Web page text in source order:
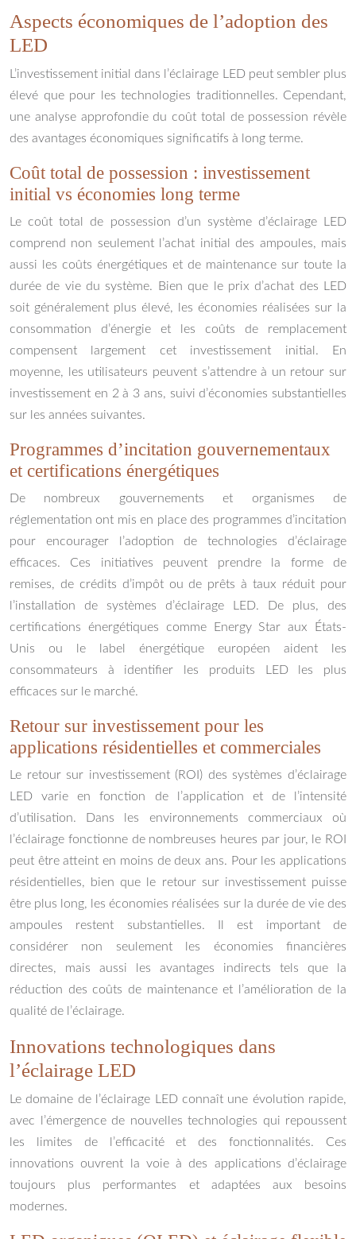
Aspects économiques de l’adoption des
LED
L’investissement initial dans l’éclairage LED peut sembler plus
élevé que pour les technologies traditionnelles. Cependant,
une analyse approfondie du coût total de possession révèle
des avantages économiques significatifs à long terme.
Coût total de possession : investissement
initial vs économies long terme
Le coût total de possession d’un système d’éclairage LED
comprend non seulement l’achat initial des ampoules, mais
aussi les coûts énergétiques et de maintenance sur toute la
durée de vie du système. Bien que le prix d’achat des LED
soit généralement plus élevé, les économies réalisées sur la
consommation d’énergie et les coûts de remplacement
compensent largement cet investissement initial. En
moyenne, les utilisateurs peuvent s’attendre à un retour sur
investissement en 2 à 3 ans, suivi d’économies substantielles
sur les années suivantes.
Programmes d’incitation gouvernementaux
et certifications énergétiques
De nombreux gouvernements et organismes de
réglementation ont mis en place des programmes d’incitation
pour encourager l’adoption de technologies d’éclairage
efficaces. Ces initiatives peuvent prendre la forme de
remises, de crédits d’impôt ou de prêts à taux réduit pour
l’installation de systèmes d’éclairage LED. De plus, des
certifications énergétiques comme Energy Star aux États-
Unis ou le label énergétique européen aident les
consommateurs à identifier les produits LED les plus
efficaces sur le marché.
Retour sur investissement pour les
applications résidentielles et commerciales
Le retour sur investissement (ROI) des systèmes d’éclairage
LED varie en fonction de l’application et de l’intensité
d’utilisation. Dans les environnements commerciaux où
l’éclairage fonctionne de nombreuses heures par jour, le ROI
peut être atteint en moins de deux ans. Pour les applications
résidentielles, bien que le retour sur investissement puisse
être plus long, les économies réalisées sur la durée de vie des
ampoules restent substantielles. Il est important de
considérer non seulement les économies financières
directes, mais aussi les avantages indirects tels que la
réduction des coûts de maintenance et l’amélioration de la
qualité de l’éclairage.
Innovations technologiques dans
l’éclairage LED
Le domaine de l’éclairage LED connaît une évolution rapide,
avec l’émergence de nouvelles technologies qui repoussent
les limites de l’efficacité et des fonctionnalités. Ces
innovations ouvrent la voie à des applications d’éclairage
toujours plus performantes et adaptées aux besoins
modernes.